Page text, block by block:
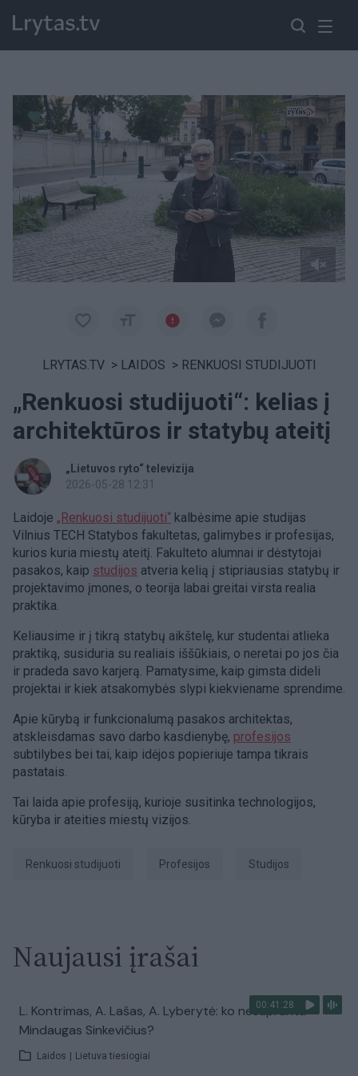
Paremkite Ukrainą
LRYTAS.TV > LAIDOS > RENKUOSI STUDIJUOTI
„Renkuosi studijuoti“: kelias į
architektūros ir statybų ateitį
„Lietuvos ryto“ televizija
2026-05-28 12:31
Laidoje „Renkuosi studijuoti“ kalbėsime apie studijas
Vilnius TECH Statybos fakultetas, galimybes ir profesijas,
kurios kuria miestų ateitį. Fakulteto alumnai ir dėstytojai
pasakos, kaip studijos atveria kelią į stipriausias statybų ir
projektavimo įmones, o teorija labai greitai virsta realia
praktika.
Keliausime ir į tikrą statybų aikštelę, kur studentai atlieka
praktiką, susiduria su realiais iššūkiais, o neretai po jos čia
ir pradeda savo karjerą. Pamatysime, kaip gimsta dideli
projektai ir kiek atsakomybės slypi kiekviename sprendime.
Apie kūrybą ir funkcionalumą pasakos architektas,
atskleisdamas savo darbo kasdienybę, profesijos
subtilybes bei tai, kaip idėjos popieriuje tampa tikrais
pastatais.
Tai laida apie profesiją, kurioje susitinka technologijos,
kūryba ir ateities miestų vizijos.
Renkuosi studijuoti Profesijos Studijos
Naujausi įrašai
00:41:28
L. Kontrimas, A. Lašas, A. Lyberytė: ko nesupranta
Mindaugas Sinkevičius?
Laidos Lietuva tiesiogiai